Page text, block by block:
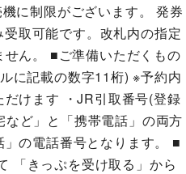
に制限がございます。 発券
取可能です。改札内の指定
ん。 ■ご準備いただくもの
に記載の数字11桁) ※予約内
けます ・JR引取番号(登録
ど」と「携帯電話」の両方
の電話番号となります。 ■
「きっぷを受け取る」から